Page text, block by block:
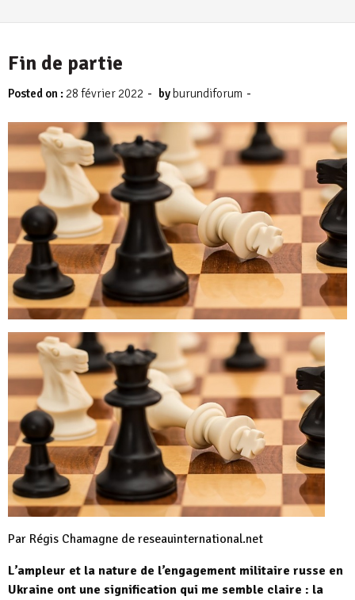
Fin de partie
Posted on : 28 février 2022 - by burundiforum -
Par Régis Chamagne de reseauinternational.net
L’ampleur et la nature de l’engagement militaire russe en
Ukraine ont une signification qui me semble claire : la